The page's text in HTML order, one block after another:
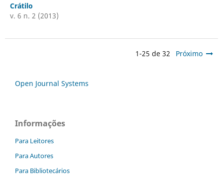
Crátilo
v. 6 n. 2 (2013)
1-25 de 32 Próximo
Open Journal Systems
Informações
Para Leitores
Para Autores
Para Bibliotecários